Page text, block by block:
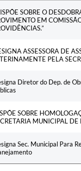
SOBRE O
EM
ASSESSORA DE
PELA
Diretor do Dep. de
SOBRE
MUNICIPAL DE
Sec. Municipal Para